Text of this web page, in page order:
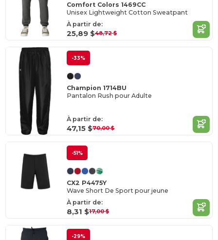
Comfort Colors 1469CC
Unisex Lightweight Cotton Sweatpant
À partir de:
25,89 $48,72 $
-33%
Champion 1714BU
Pantalon Rush pour Adulte
À partir de:
47,15 $70,00 $
-51%
CX2 P4475Y
Wave Short De Sport pour jeune
À partir de:
8,31 $17,00 $
-29%